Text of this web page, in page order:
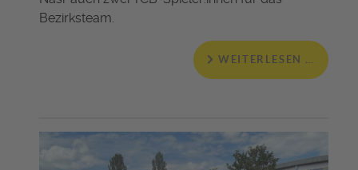
Bezirksteam.
WEITERLESEN …